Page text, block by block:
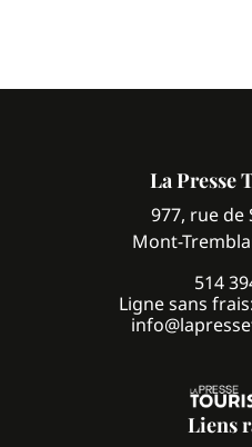
La Presse
977, rue de
Mont-
514
Ligne sans frais:
Liens